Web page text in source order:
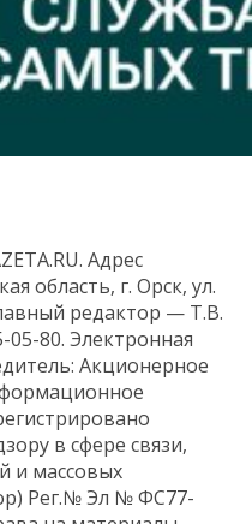
Адрес
область, г. Орск, ул.
редактор — Т.В.
05-80. Электронная
Акционерное
в сфере связи,
и массовых
Рег.№ Эл № ФС77-